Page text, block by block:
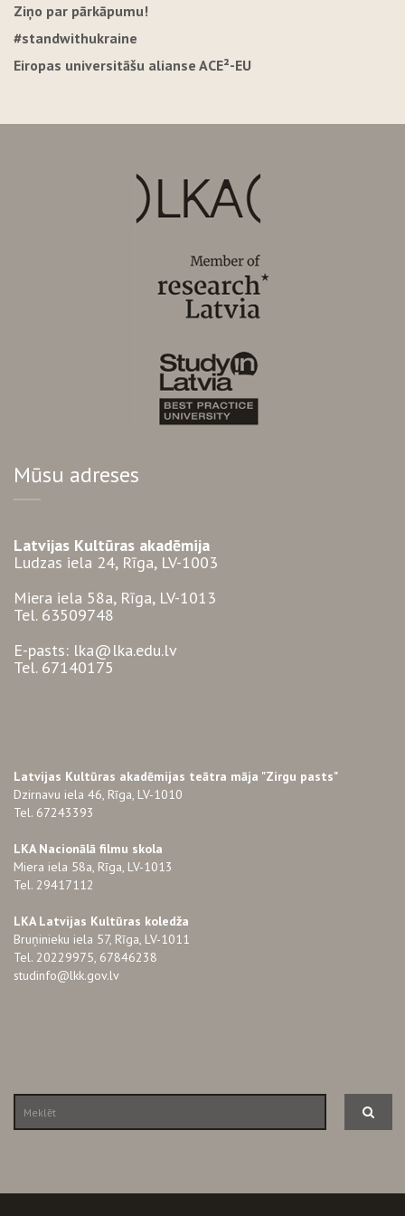
Ziņo par pārkāpumu!
#standwithukraine
Eiropas universitāšu alianse ACE²-EU
Mūsu adreses
Latvijas Kultūras akadēmija
Ludzas iela 24, Rīga, LV-1003
Miera iela 58a, Rīga, LV-1013
Tel. 63509748
E-pasts: lka@lka.edu.lv
Tel. 67140175
Latvijas Kultūras akadēmijas teātra māja "Zirgu pasts"
Dzirnavu iela 46, Rīga, LV-1010
Tel. 67243393
LKA Nacionālā filmu skola
Miera iela 58a, Rīga, LV-1013
Tel. 29417112
LKA Latvijas Kultūras koledža
Bruņinieku iela 57, Rīga, LV-1011
Tel. 20229975, 67846238
studinfo@lkk.gov.lv